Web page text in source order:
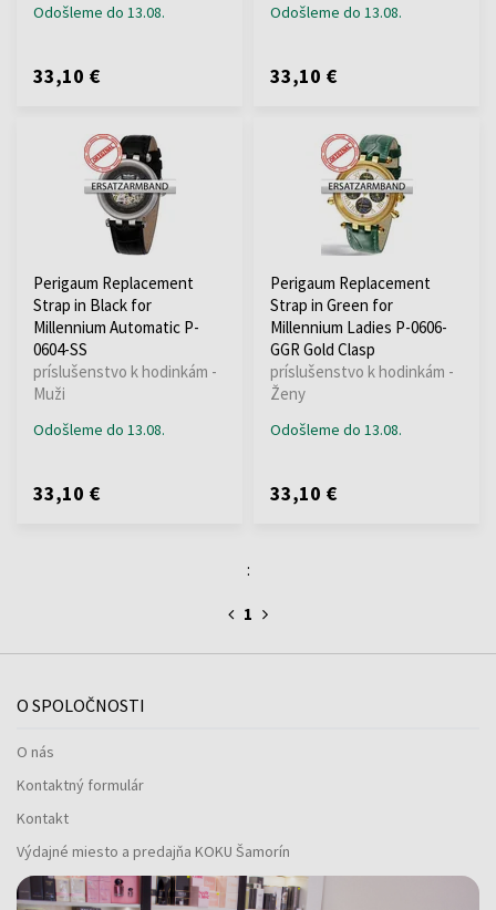
Odošleme do 13.08.
33,10 €
Odošleme do 13.08.
33,10 €
Perigaum Replacement
Strap in Black for
Millennium Automatic P-
0604-SS
príslušenstvo k hodinkám -
Muži
Odošleme do 13.08.
33,10 €
Perigaum Replacement
Strap in Green for
Millennium Ladies P-0606-
GGR Gold Clasp
príslušenstvo k hodinkám -
Ženy
Odošleme do 13.08.
33,10 €
:
1
O SPOLOČNOSTI
O nás
Kontaktný formulár
Kontakt
Výdajné miesto a predajňa KOKU Šamorín